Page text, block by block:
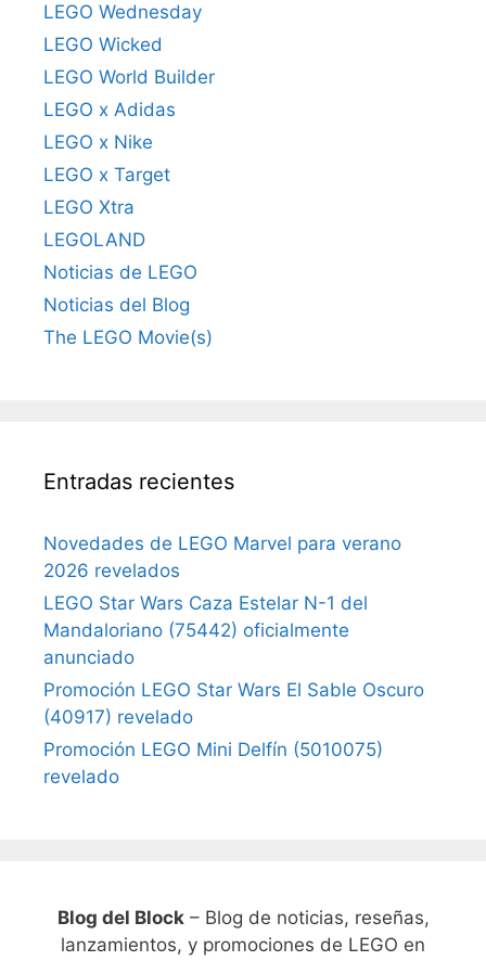
LEGO Wednesday
LEGO Wicked
LEGO World Builder
LEGO x Adidas
LEGO x Nike
LEGO x Target
LEGO Xtra
LEGOLAND
Noticias de LEGO
Noticias del Blog
The LEGO Movie(s)
Entradas recientes
Novedades de LEGO Marvel para verano
2026 revelados
LEGO Star Wars Caza Estelar N-1 del
Mandaloriano (75442) oficialmente
anunciado
Promoción LEGO Star Wars El Sable Oscuro
(40917) revelado
Promoción LEGO Mini Delfín (5010075)
revelado
Blog del Block– Blog de noticias, reseñas,
lanzamientos, y promociones de LEGO en